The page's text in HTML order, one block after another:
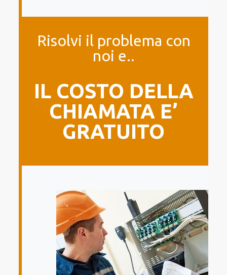
Risolvi il problema con
noi e..
IL COSTO DELLA
CHIAMATA E’
GRATUITO